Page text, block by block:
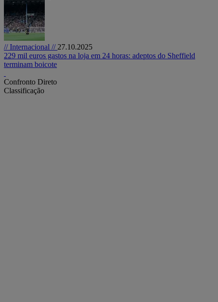
// Internacional // 27.10.2025
229 mil euros gastos na loja em 24 horas: adeptos do Sheffield
terminam boicote
Confronto Direto
Classificação